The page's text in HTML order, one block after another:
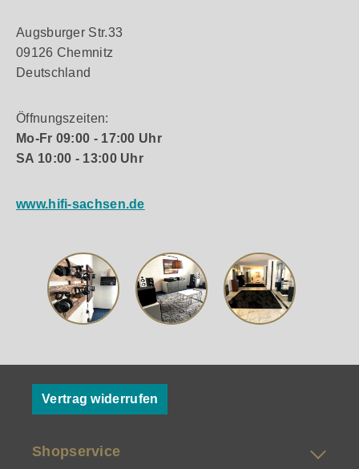
Augsburger Str.33
09126 Chemnitz
Deutschland
Öffnungszeiten:
Mo-Fr 09:00 - 17:00 Uhr
SA 10:00 - 13:00 Uhr
www.hifi-sachsen.de
Vertrag widerrufen
Shopservice